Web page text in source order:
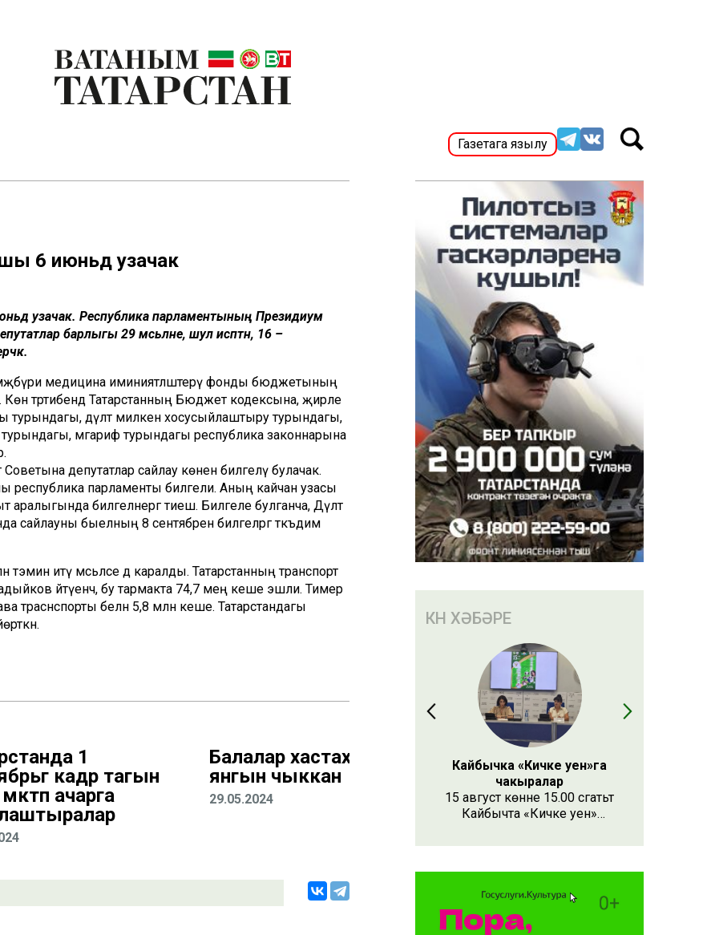
Газетага язылу
6 июньдә узачак
узачак. Республика парламентының Президиум
барлыгы 29 мәсьәләне, шул исәптән, 16 –
медицина иминиятләштерү фонды бюджетының
Көн тәртибендә Татарстанның Бюджет кодексына, җирле
турындагы, дәүләт милкен хосусыйлаштыру турындагы,
турындагы, мәгариф турындагы республика законнарына
депутатлар сайлау көнен билгеләү булачак.
республика парламенты билгели. Аның кайчан узасы
аралыгында билгеләнергә тиеш. Билгеле булганча, Дәүләт
быелның 8 сентябренә билгеләргә тәкъдим
итү мәсьәләсе дә каралды. Татарстанның транспорт
әйтүенчә, бу тармакта 74,7 мең кеше эшли. Тимер
траснспорты белән 5,8 млн кеше. Татарстандагы
1
кадәр тагын
ачарга
Балалар хастаханәсендә
янгын чыккан
29.05.2024
КӨН ХӘБӘРЕ
Кайбычка «Кичке уен»га
чакыралар
15 август көнне 15.00 сәгатьтә
Кайбычта «Кичке уен»
узачак. Анда республиканың
күрше Чувашия, Мари Эл
республикаларыннан иҗат
коллективлары катнаша.